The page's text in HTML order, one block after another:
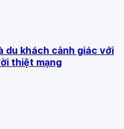
du khách cảnh giác với
thiệt mạng